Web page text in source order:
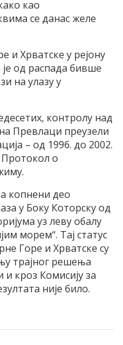
као
се данас желе
и Хрватске у рејону
од распада бивше
на улазу у
контролу над
Превлаци преузели
– од 1996. до 2002.
Протокол о
копнени део
у Боку Которску од
уз леву обалу
морем“. Тај статус
Горе и Хрватске су
трајног решења
кроз Комисију за
није било.